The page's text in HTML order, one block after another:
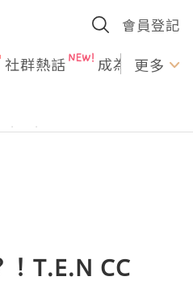
會員登記
社群熱話 成為U更多
T.E.N CC